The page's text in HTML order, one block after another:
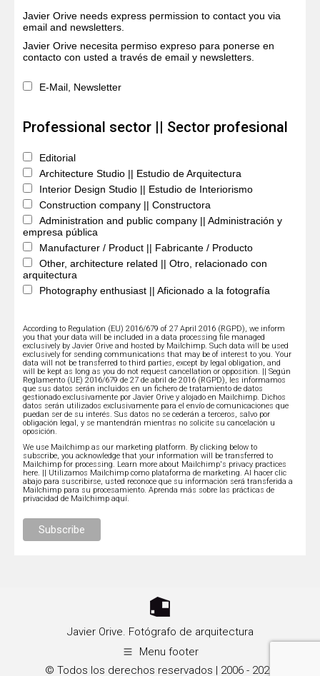
Javier Orive needs express permission to contact you via
email and newsletters.
Javier Orive necesita permiso expreso para ponerse en
contacto con usted a través de email y newsletters.
E-Mail, Newsletter
Professional sector || Sector profesional
Editorial
Architecture Studio || Estudio de Arquitectura
Interior Design Studio || Estudio de Interiorismo
Construction company || Constructora
Administration and public company || Administración y
empresa pública
Manufacturer / Product || Fabricante / Producto
Other, architecture related || Otro, relacionado con
arquitectura
Photography enthusiast || Aficionado a la fotografía
According to Regulation (EU) 2016/679 of 27 April 2016 (RGPD), we inform
you that your data will be included in a data processing file managed
exclusively by Javier Orive and hosted by Mailchimp. Such data will be used
exclusively for sending communications that may be of interest to you. Your
data will not be transferred to third parties, except by legal obligation, and
will be kept as long as you do not request cancellation or opposition. || Según
Reglamento (UE) 2016/679 de 27 de abril de 2016 (RGPD), les informamos
que sus datos serán incluidos en un fichero de tratamiento de datos
gestionado exclusivamente por Javier Orive y alojado en Mailchimp. Dichos
datos serán utilizados exclusivamente para el envío de comunicaciones que
puedan ser de su interés. Sus datos no se cederán a terceros, salvo por
obligación legal, y se mantendrán mientras no solicite su cancelación u
oposición.
We use Mailchimp as our marketing platform. By clicking below to
subscribe, you acknowledge that your information will be transferred to
Mailchimp for processing. Learn more about Mailchimp's privacy practices
here. || Utilizamos Mailchimp como plataforma de marketing. Al hacer clic
abajo para suscribirse, usted reconoce que su información será transferida a
Mailchimp para su procesamiento.Aprenda más sobre las prácticas de
privacidad de Mailchimp aquí.
Javier Orive. Fotógrafo de arquitectura
Menu footer
© Todos los derechos reservados | 2006 - 2026